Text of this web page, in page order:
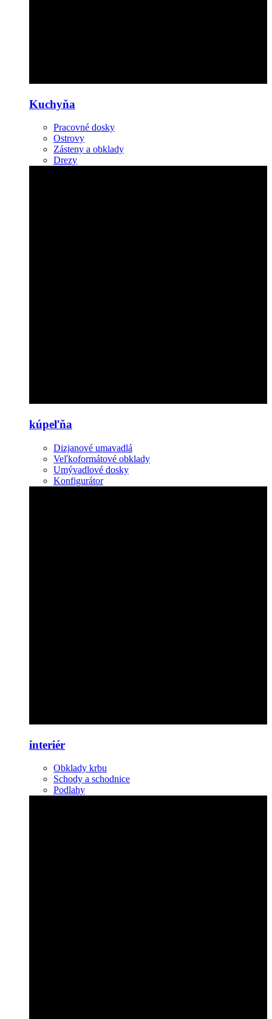
Kuchyňa
Pracovné dosky
Ostrovy
Zásteny a obklady
Drezy
kúpeľňa
Dizjanové umavadlá
Veľkoformátové obklady
Umývadlové dosky
Konfigurátor
interiér
Obklady krbu
Schody a schodnice
Podlahy